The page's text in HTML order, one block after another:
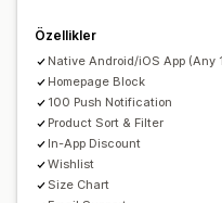
Zamanlanmış
Özellikler
Native Android/iOS App (Any
Homepage Block
100 Push Notification
Product Sort & Filter
In-App Discount
Wishlist
Size Chart